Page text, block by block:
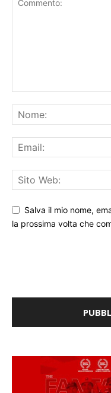
Salva il mio nome,
la prossima volta che